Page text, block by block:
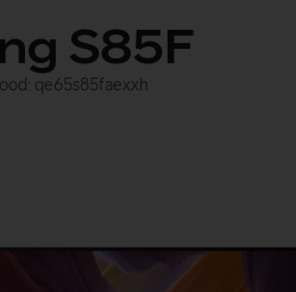
S85F
qe65s85faexxh